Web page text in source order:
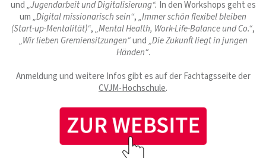
und„Jugendarbeit und Digitalisierung“. In den Workshops geht es
um„Digital missionarisch sein“,„Immer schön flexibel bleiben
(Start-up-Mentalität)“,„Mental Health, Work-Life-Balance und Co.“,
„Wir lieben Gremiensitzungen“und„Die Zukunft liegt in jungen
Händen“.
Anmeldung und weitere Infos gibt es auf der Fachtagsseite der
CVJM-Hochschule.